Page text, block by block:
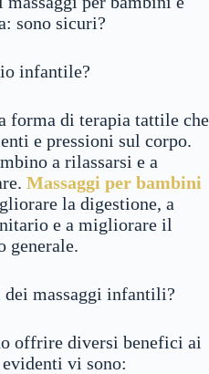
sono sicuri?
infantile?
forma di terapia tattile che
e pressioni sul corpo.
a rilassarsi e a
Massaggi per bambini
la digestione, a
e a migliorare il
generale.
massaggi infantili?
offrire diversi benefici ai
vi sono: